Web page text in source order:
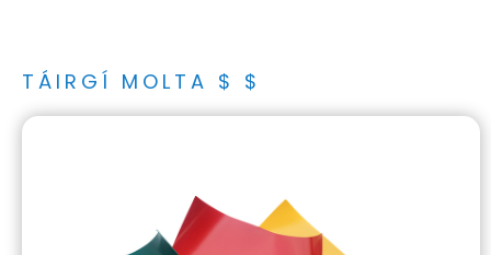
TÁIRGÍ MOLTA $ $